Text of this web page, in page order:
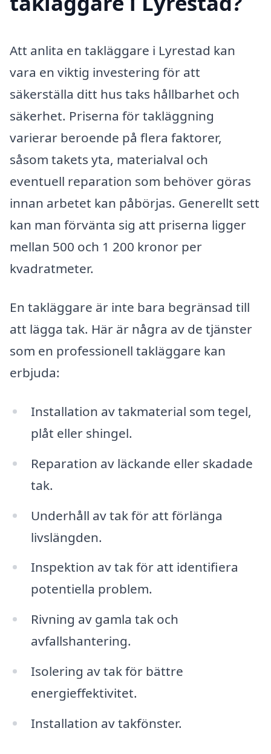
Att anlita en takläggare i Lyrestad kan
vara en viktig investering för att
säkerställa ditt hus taks hållbarhet och
säkerhet. Priserna för takläggning
varierar beroende på flera faktorer,
såsom takets yta, materialval och
eventuell reparation som behöver göras
innan arbetet kan påbörjas. Generellt sett
kan man förvänta sig att priserna ligger
mellan 500 och 1 200 kronor per
kvadratmeter.
En takläggare är inte bara begränsad till
att lägga tak. Här är några av de tjänster
som en professionell takläggare kan
erbjuda:
Installation av takmaterial som tegel,
plåt eller shingel.
Reparation av läckande eller skadade
tak.
Underhåll av tak för att förlänga
livslängden.
Inspektion av tak för att identifiera
potentiella problem.
Rivning av gamla tak och
avfallshantering.
Isolering av tak för bättre
energieffektivitet.
Installation av takfönster.